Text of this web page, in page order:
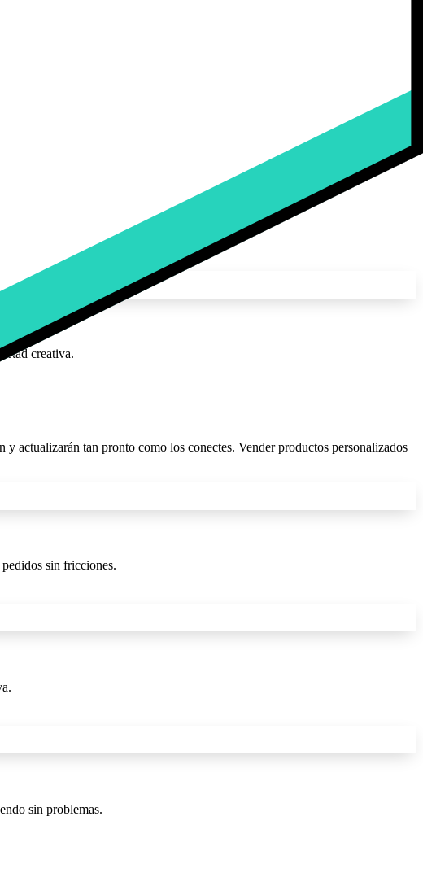
creativa.
actualizarán tan pronto como los conectes. Vender productos personalizados
sin fricciones.
sin problemas.